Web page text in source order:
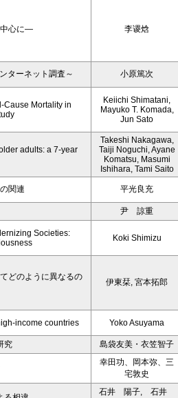
中心に― 李谡焓
ターネット調査～ 小原篤次
Cause Mortality in
Keiichi Shimatani,
Mayuko T. Komada,
Jun Sato
adults: a 7-year
Takeshi Nakagawa,
Taiji Noguchi, Ayane
Komatsu, Masumi
Ishihara, Tami Saito
関連 平光良充
尹 諒重
Societies:
Koki Shimizu
どのように異なるの
伊東栞, 宮本拓郎
income countries Yoko Asuyama
究
島袋友美・衣笠智子
幸田功、岡本弥、三
宅敦史
石井 陽子, 石井